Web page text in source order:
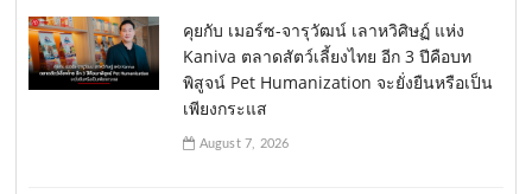
คุยกับ เมอร์ซ-จารุวัฒน์ เลาหวิศิษฏ์ แห่ง
Kaniva ตลาดสัตว์เลี้ยงไทย อีก 3 ปีคือบท
พิสูจน์ Pet Humanization จะยั่งยืนหรือเป็น
เพียงกระแส
August 7, 2026